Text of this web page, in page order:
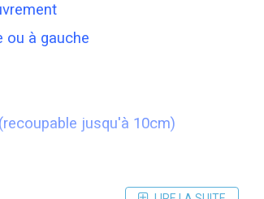
ou à gauche
jusqu'à 10cm)